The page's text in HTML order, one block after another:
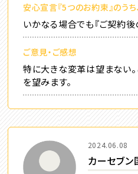
安心宣言『5つのお約束』のう
いかなる場合でも『ご契約
ご意見・ご感想
特に大きな変革は望まない
を望みます。
2024.06.08
カーセブン